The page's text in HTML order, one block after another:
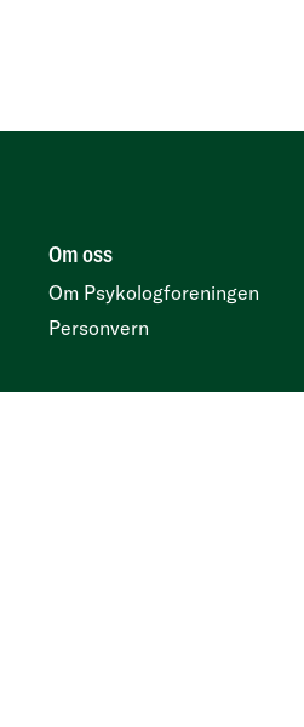
Om oss
Om Psykologforeningen
Personvern
Her finner du oss